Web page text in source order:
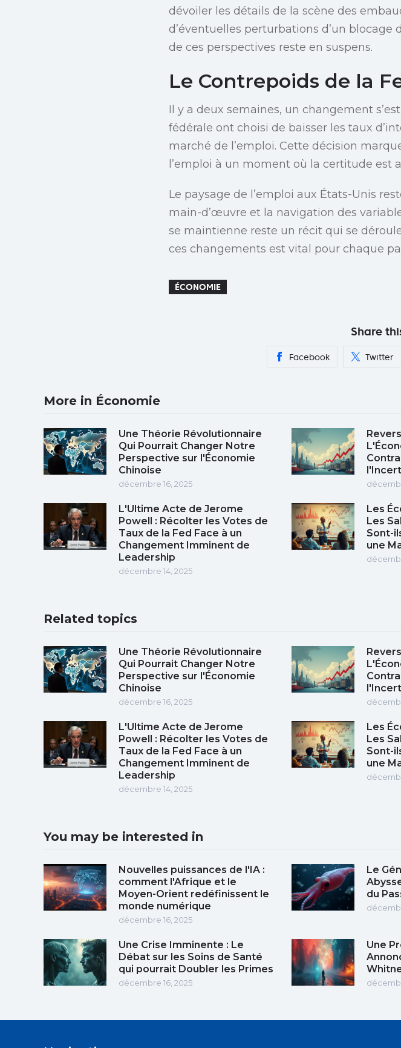
dévoiler les détails de la scène des
d’éventuelles perturbations d’un
de ces perspectives reste en suspens.
Le Contrepoids de la
Il y a deux semaines, un changement
fédérale ont choisi de baisser les taux
marché de l’emploi. Cette décision
l’emploi à un moment où la certitude est
Le paysage de l’emploi aux États-Unis
main-d’œuvre et la navigation des
se maintienne reste un récit qui se
ces changements est vital pour chaque
ÉCONOMIE
Share
Facebook Twitter
More in Économie
Une Théorie Révolutionnaire
Qui Pourrait Changer Notre
Perspective sur l'Économie
Chinoise
décembre 16, 2025
L'Ultime Acte de Jerome
Powell : Récolter les Votes de
Taux de la Fed Face à un
Changement Imminent de
Leadership
décembre 14, 2025
Les
Les
Sont-
une
Related topics
Une Théorie Révolutionnaire
Qui Pourrait Changer Notre
Perspective sur l'Économie
Chinoise
décembre 16, 2025
L'Ultime Acte de Jerome
Powell : Récolter les Votes de
Taux de la Fed Face à un
Changement Imminent de
Leadership
décembre 14, 2025
Les
Les
Sont-
une
You may be interested in
Nouvelles puissances de l'IA :
comment l'Afrique et le
Moyen-Orient redéfinissent le
monde numérique
décembre 16, 2025
Le
du
Une Crise Imminente : Le
Débat sur les Soins de Santé
qui pourrait Doubler les Primes
décembre 16, 2025
Une